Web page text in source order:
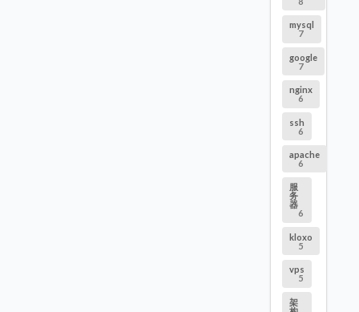
mysql
7
google
7
nginx
6
ssh
6
apache
6
服
务
器
6
kloxo
5
vps
5
架